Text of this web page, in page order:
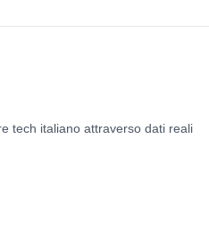
tech italiano attraverso dati reali